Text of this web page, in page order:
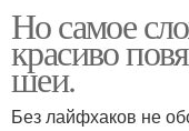
Но самое
красиво
шеи.
Без лайфхаков не